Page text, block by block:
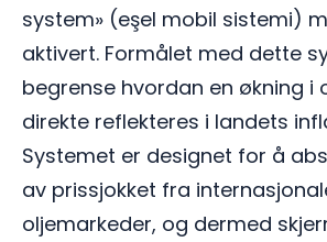
system» (eşel mobil sistemi)
aktivert. Formålet med dette
begrense hvordan en økning i
direkte reflekteres i landets
Systemet er designet for å
av prissjokket fra
oljemarkeder, og dermed